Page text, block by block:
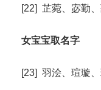
[22] 芷菀、宓勤
女宝宝取名字
[23] 羽浍、瑄璇